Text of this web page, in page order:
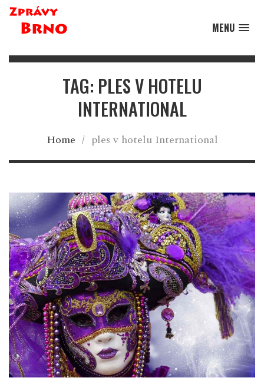
MENU
TAG: PLES V HOTELU
INTERNATIONAL
Home / ples v hotelu International